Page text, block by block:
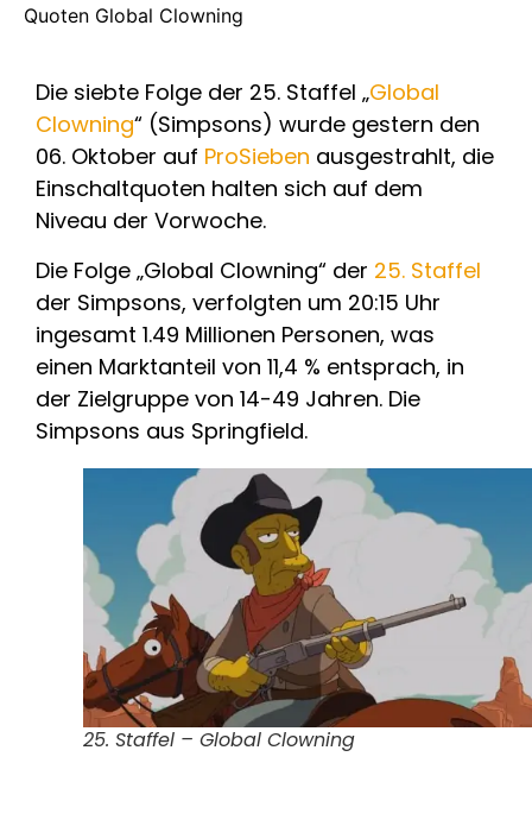
Quoten Global Clowning
Die siebte Folge der 25. Staffel „Global
Clowning“ (Simpsons) wurde gestern den
06. Oktober auf ProSieben ausgestrahlt, die
Einschaltquoten halten sich auf dem
Niveau der Vorwoche.
Die Folge „Global Clowning“ der 25. Staffel
der Simpsons, verfolgten um 20:15 Uhr
ingesamt 1.49 Millionen Personen, was
einen Marktanteil von 11,4 % entsprach, in
der Zielgruppe von 14-49 Jahren. Die
Simpsons aus Springfield.
25. Staffel – Global Clowning